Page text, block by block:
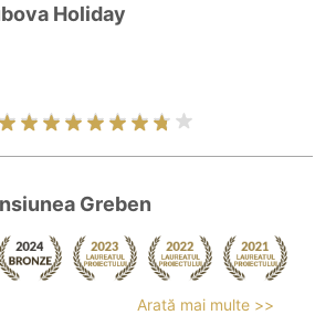
Holiday
Greben
Arată mai multe >>